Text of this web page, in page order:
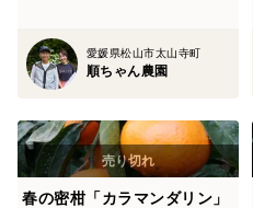
愛媛県松山市太山寺町
順ちゃん農園
春の密柑「カラマンダリン」